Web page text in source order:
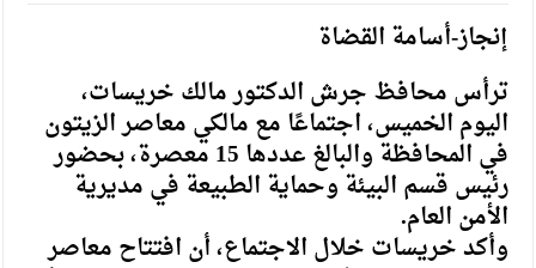
إنجاز-أسامة القضاة
ترأس محافظ جرش الدكتور مالك خريسات،
اليوم الخميس، اجتماعًا مع مالكي معاصر الزيتون
في المحافظة والبالغ عددها 15 معصرة، بحضور
رئيس قسم البيئة وحماية الطبيعة في مديرية
الأمن العام.
وأكد خريسات خلال الاجتماع، أن افتتاح معاصر